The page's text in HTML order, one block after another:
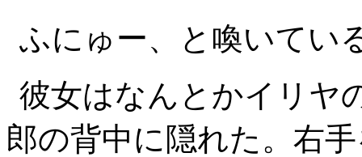
ふにゅー、と喚いてい
彼女はなんとかイリヤ
郎の背中に隠れた。右